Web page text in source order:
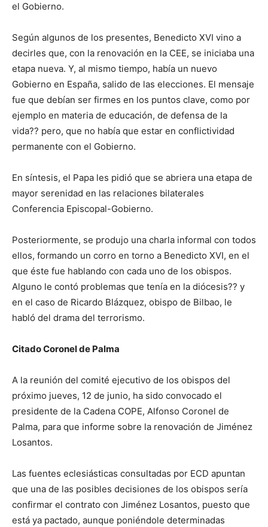
el Gobierno.
Según algunos de los presentes, Benedicto XVI vino a
decirles que, con la renovación en la CEE, se iniciaba una
etapa nueva. Y, al mismo tiempo, había un nuevo
Gobierno en España, salido de las elecciones. El mensaje
fue que debían ser firmes en los puntos clave, como por
ejemplo en materia de educación, de defensa de la
vida?? pero, que no había que estar en conflictividad
permanente con el Gobierno.
En síntesis, el Papa les pidió que se abriera una etapa de
mayor serenidad en las relaciones bilaterales
Conferencia Episcopal-Gobierno.
Posteriormente, se produjo una charla informal con todos
ellos, formando un corro en torno a Benedicto XVI, en el
que éste fue hablando con cada uno de los obispos.
Alguno le contó problemas que tenía en la diócesis?? y
en el caso de Ricardo Blázquez, obispo de Bilbao, le
habló del drama del terrorismo.
Citado Coronel de Palma
A la reunión del comité ejecutivo de los obispos del
próximo jueves, 12 de junio, ha sido convocado el
presidente de la Cadena COPE, Alfonso Coronel de
Palma, para que informe sobre la renovación de Jiménez
Losantos.
Las fuentes eclesiásticas consultadas por ECD apuntan
que una de las posibles decisiones de los obispos sería
confirmar el contrato con Jiménez Losantos, puesto que
está ya pactado, aunque poniéndole determinadas